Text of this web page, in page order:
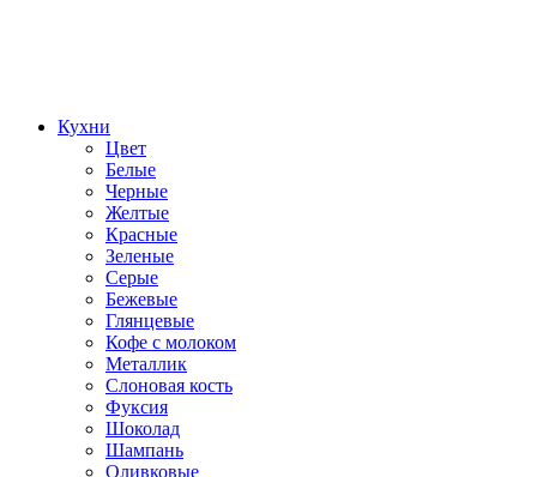
Кухни
Цвет
Белые
Черные
Желтые
Красные
Зеленые
Серые
Бежевые
Глянцевые
Кофе с молоком
Металлик
Слоновая кость
Фуксия
Шоколад
Шампань
Оливковые